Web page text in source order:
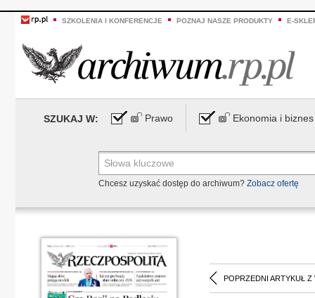
SZKOLENIA I KONFERENCJE POZNAJ NASZE PRODUKTY E-
SZUKAJ W: Prawo Ekonomia i biznes
Chcesz uzyskać dostęp do archiwum? Zobacz ofertę
POPRZEDNI ARTYKUŁ Z